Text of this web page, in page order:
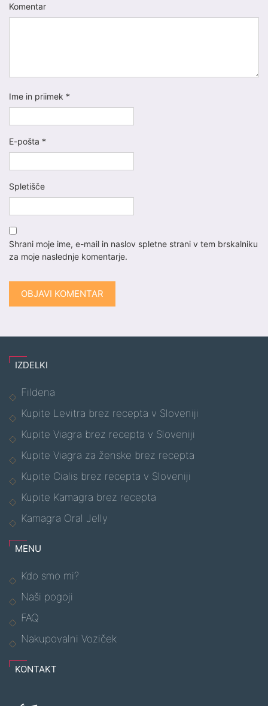
Komentar
Ime in priimek *
E-pošta *
Spletišče
Shrani moje ime, e-mail in naslov spletne strani v tem brskalniku
za moje naslednje komentarje.
IZDELKI
Fildena
Kupite Levitra brez recepta v Sloveniji
Kupite Viagra brez recepta v Sloveniji
Kupite Viagra za ženske brez recepta
Kupite Cialis brez recepta v Sloveniji
Kupite Kamagra brez recepta
Kamagra Oral Jelly
MENU
Kdo smo mi?
Naši pogoji
FAQ
Nakupovalni Voziček
KONTAKT